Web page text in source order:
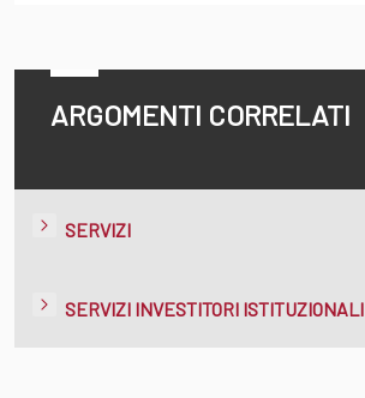
ARGOMENTI CORRELATI
SERVIZI
SERVIZI INVESTITORI ISTITUZIONALI